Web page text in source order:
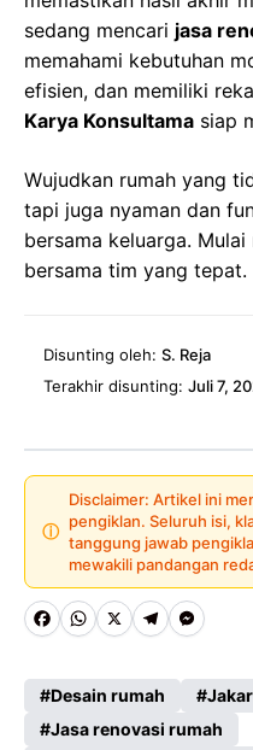
sedang mencari jasa
memahami kebutuhan
efisien, dan memiliki
Karya Konsultama siap
Wujudkan rumah yang
tapi juga nyaman dan
bersama keluarga.
bersama tim yang tepat.
Disunting oleh: S. Reja
Terakhir disunting: Juli 7,
ⓘ
Disclaimer: Artikel ini
pengiklan. Seluruh isi,
tanggung jawab
mewakili pandangan
Fa
b
o
W
ts
A
X
Te
gr
a
M
n
Desain rumah
Jasa renovasi rumah